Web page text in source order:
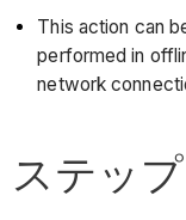
This action can
performed in
network
ステップ